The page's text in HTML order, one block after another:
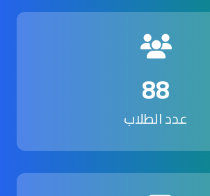
88
عدد الطلاب